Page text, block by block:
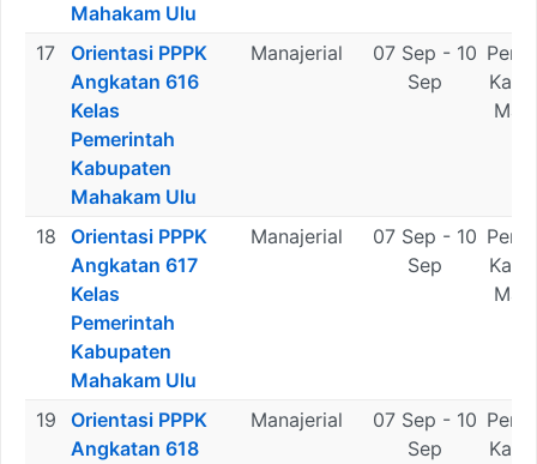
Mahakam Ulu
17
Orientasi PPPK
Angkatan 616
Kelas
Pemerintah
Kabupaten
Mahakam Ulu
Manajerial
07 Sep - 10
Sep
18
Orientasi PPPK
Angkatan 617
Kelas
Pemerintah
Kabupaten
Mahakam Ulu
Manajerial
07 Sep - 10
Sep
19
Orientasi PPPK
Angkatan 618
Manajerial
07 Sep - 10
Sep